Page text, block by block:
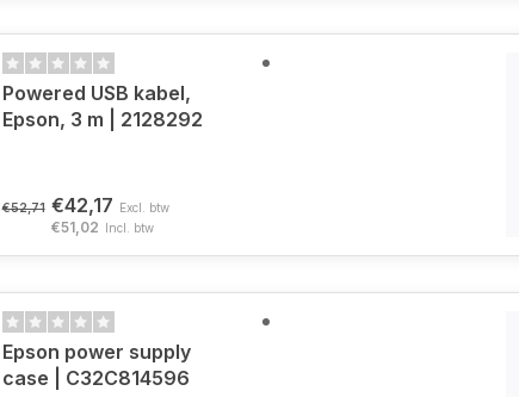
Powered USB kabel,
Epson, 3 m | 2128292
€52,71 €42,17 Excl. btw
€51,02 Incl. btw
Epson power supply
case | C32C814596